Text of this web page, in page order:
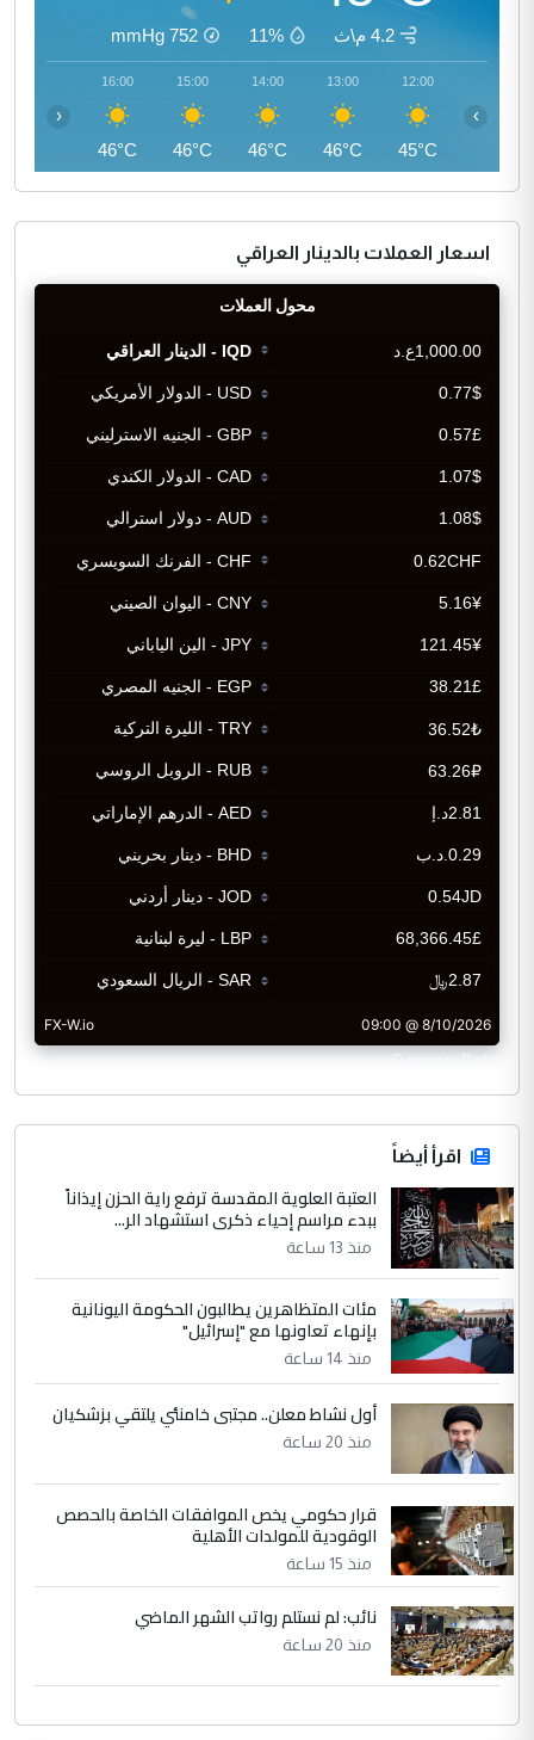
4.2 م\ث 11%
752
mmHg
12:00
45°C
13:00
46°C
14:00
46°C
15:00
46°C
16:00
46°C
‹ ›
اسعار العملات بالدينار العراقي
CurrencyRate
اقرأ أيضاً
العتبة العلوية المقدسة ترفع راية الحزن إيذاناً
ببدء مراسم إحياء ذكرى استشهاد الر...
منذ 13 ساعة
مئات المتظاهرين يطالبون الحكومة اليونانية
بإنهاء تعاونها مع "إسرائيل"
منذ 14 ساعة
أول نشاط معلن.. مجتبى خامنئي يلتقي بزشكيان
منذ 20 ساعة
قرار حكومي يخص الموافقات الخاصة بالحصص
الوقودية للمولدات الأهلية
منذ 15 ساعة
نائب: لم نستلم رواتب الشهر الماضي
منذ 20 ساعة